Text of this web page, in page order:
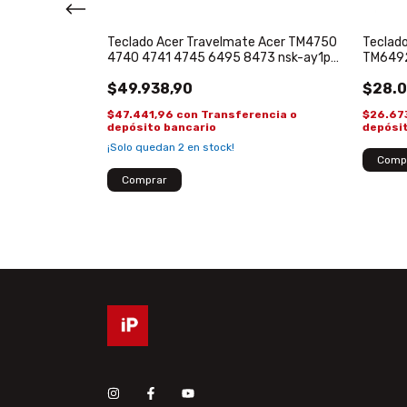
Teclado Acer Travelmate Acer TM4750
4740 4741 4745 6495 8473 nsk-ay1pw
$49.938,90
$47.441,96 con Transferencia o
depósito bancario
¡Solo quedan 2 en stock!